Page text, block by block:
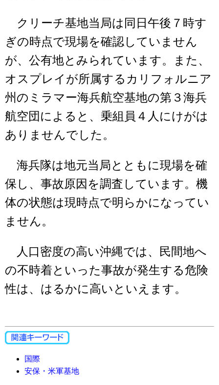
クリーチ基地当局は同日午後７時す
ぎの時点で現場を確認していません
が、公有地とみられています。また、
オスプレイが所属するカリフォルニア
州のミラマー海兵航空基地の第３海兵
航空団によると、乗組員４人にけがは
ありませんでした。
海兵隊は地元当局とともに現場を確
保し、事故原因を調査しています。機
体の状態は現時点で明らかになってい
ません。
人口密度の高い沖縄では、民間地へ
の不時着といった事故が発生する危険
性は、はるかに高いといえます。
国際
安保・米軍基地